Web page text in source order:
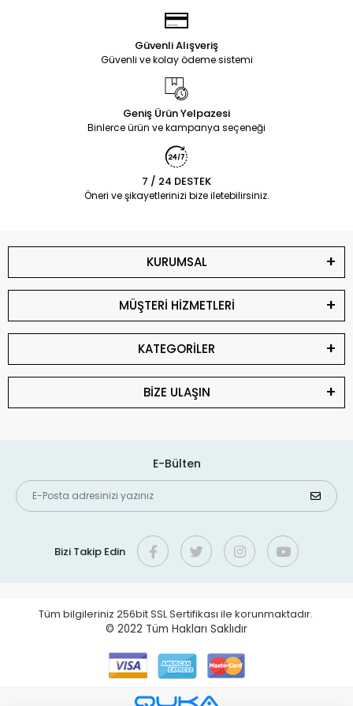
Güvenli Alışveriş
Güvenli ve kolay ödeme sistemi
Geniş Ürün Yelpazesi
Binlerce ürün ve kampanya seçeneği
7 / 24 DESTEK
Öneri ve şikayetlerinizi bize iletebilirsiniz.
KURUMSAL
MÜŞTERİ HİZMETLERİ
KATEGORİLER
BİZE ULAŞIN
E-Bülten
Bizi Takip Edin
Tüm bilgileriniz 256bit SSL Sertifikası ile korunmaktadır.
© 2022 Tüm Hakları Saklıdır